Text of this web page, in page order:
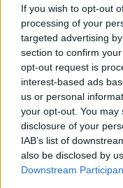
If you wish to opt-out
processing of your
targeted advertising
section to confirm
opt-out request is
interest-based ads
us or personal
your opt-out. You
disclosure of your
IAB’s list of
also be disclosed by
Downstream
MODO DE EMPLEO:
Haga cada
Coloque un
párpardo
Cierre
Remoje un
producto
Frote
pestañas